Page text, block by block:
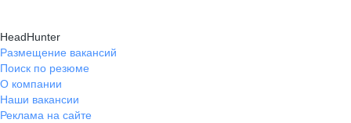
HeadHunter
Размещение вакансий
Поиск по резюме
О компании
Наши вакансии
Реклама на сайте